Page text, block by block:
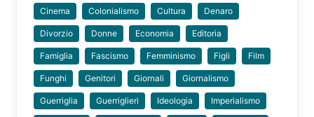
Cinema Colonialismo Cultura Denaro
Divorzio Donne Economia Editoria
Famiglia Fascismo Femminismo Figli Film
Funghi Genitori Giornali Giornalismo
Guerriglia Guerriglieri Ideologia Imperialismo